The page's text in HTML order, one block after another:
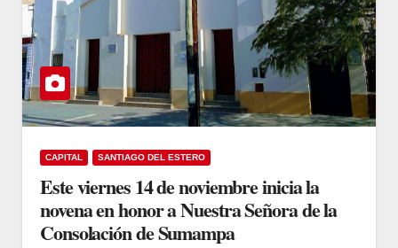
CAPITAL SANTIAGO DEL ESTERO
Este viernes 14 de noviembre inicia la
novena en honor a Nuestra Señora de la
Consolación de Sumampa